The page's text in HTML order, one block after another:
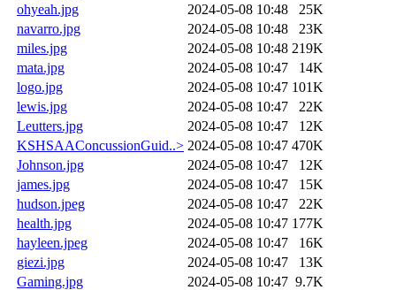
ohyeah.jpg
2024-05-08 10:48
25K
navarro.jpg
2024-05-08 10:48
23K
miles.jpg
2024-05-08 10:48 219K
mata.jpg
2024-05-08 10:47
14K
logo.jpg
2024-05-08 10:47 101K
lewis.jpg
2024-05-08 10:47
22K
Leutters.jpg
2024-05-08 10:47
12K
KSHSAAConcussionGuid..> 2024-05-08 10:47 470K
Johnson.jpg
2024-05-08 10:47
12K
james.jpg
2024-05-08 10:47
15K
hudson.jpeg
2024-05-08 10:47
22K
health.jpg
2024-05-08 10:47 177K
hayleen.jpeg
2024-05-08 10:47
16K
giezi.jpg
2024-05-08 10:47
13K
Gaming.jpg
2024-05-08 10:47 9.7K